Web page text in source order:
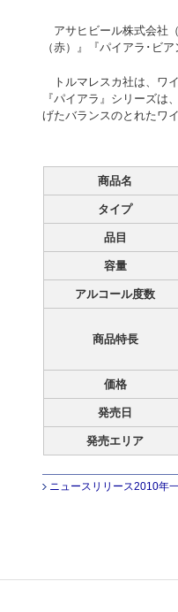
アサヒビール株式会社
（赤）』『パイアラ･ビ
トルマレスカ社は、ワ
『パイアラ』シリーズ
げたバランスのとれたワ
商品名
タイプ
品目
容量
アルコール度数
商品特長
価格
発売日
発売エリア
ニュースリリース2010年